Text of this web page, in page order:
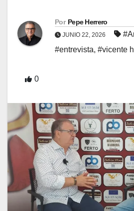
Por Pepe Herrero
JUNIO 22, 2026
#entrevista, #vicente
0